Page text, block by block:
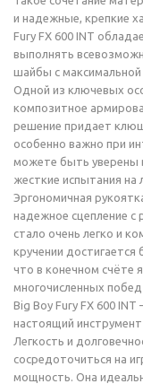
и надежные, крепкие
Fury FX 600 INT
выполнять
шайбы с
Одной из ключевых
композитное
решение придает
особенно важно при
можете быть
жесткие испытания на
Эргономичная
надежное сцепление
стало очень легко и
кручении
что в конечном счёте
многочисленных побед
Big Boy Fury FX 600
настоящий
Легкость и
сосредоточиться на
мощность. Она